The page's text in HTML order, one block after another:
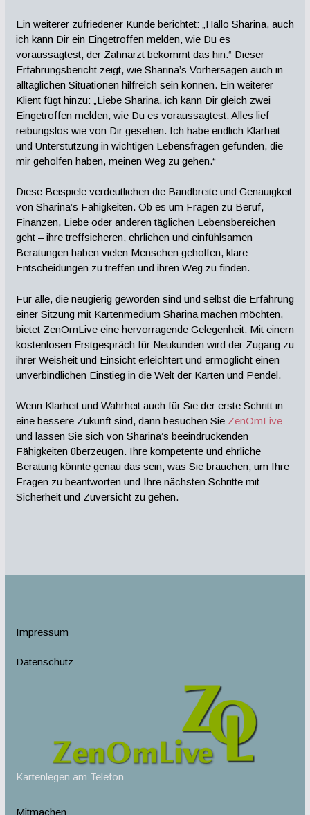
Ein weiterer zufriedener Kunde berichtet: „Hallo Sharina, auch
ich kann Dir ein Eingetroffen melden, wie Du es
voraussagtest, der Zahnarzt bekommt das hin.“ Dieser
Erfahrungsbericht zeigt, wie Sharina’s Vorhersagen auch in
alltäglichen Situationen hilfreich sein können. Ein weiterer
Klient fügt hinzu: „Liebe Sharina, ich kann Dir gleich zwei
Eingetroffen melden, wie Du es voraussagtest: Alles lief
reibungslos wie von Dir gesehen. Ich habe endlich Klarheit
und Unterstützung in wichtigen Lebensfragen gefunden, die
mir geholfen haben, meinen Weg zu gehen.“
Diese Beispiele verdeutlichen die Bandbreite und Genauigkeit
von Sharina’s Fähigkeiten. Ob es um Fragen zu Beruf,
Finanzen, Liebe oder anderen täglichen Lebensbereichen
geht – ihre treffsicheren, ehrlichen und einfühlsamen
Beratungen haben vielen Menschen geholfen, klare
Entscheidungen zu treffen und ihren Weg zu finden.
Für alle, die neugierig geworden sind und selbst die Erfahrung
einer Sitzung mit Kartenmedium Sharina machen möchten,
bietet ZenOmLive eine hervorragende Gelegenheit. Mit einem
kostenlosen Erstgespräch für Neukunden wird der Zugang zu
ihrer Weisheit und Einsicht erleichtert und ermöglicht einen
unverbindlichen Einstieg in die Welt der Karten und Pendel.
Wenn Klarheit und Wahrheit auch für Sie der erste Schritt in
eine bessere Zukunft sind, dann besuchen Sie ZenOmLive
und lassen Sie sich von Sharina’s beeindruckenden
Fähigkeiten überzeugen. Ihre kompetente und ehrliche
Beratung könnte genau das sein, was Sie brauchen, um Ihre
Fragen zu beantworten und Ihre nächsten Schritte mit
Sicherheit und Zuversicht zu gehen.
Impressum
Datenschutz
Kartenlegen am Telefon
Mitmachen